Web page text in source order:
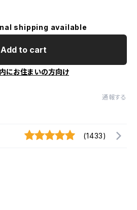
shipping available
Add to cart
にお住まいの方向け
通報する
(1433)